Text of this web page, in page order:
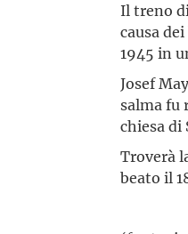
Il treno
causa
1945 in
Josef
salma fu
chiesa di
Troverà
beato il